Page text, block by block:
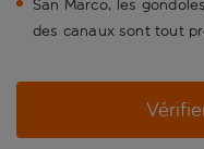
San Marco, les
des canaux sont tout